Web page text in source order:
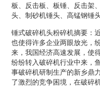
板、反击板、板锤、反击架
头、制砂机锤头、高锰钢锤
锤式破碎机头粉碎机摘要：
也使得许多企业两眼放光，
来，我国经济高速发展，使
纷纷转入破碎机行业中来，
事破碎机研制生产的新乡鼎
了激烈的竞争困境，在破碎